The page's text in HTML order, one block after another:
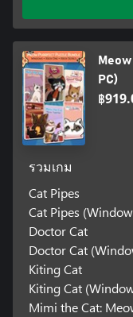
PC)
฿
รวมเกม
Cat Pipes
Cat Pipes
Doctor Cat
Doctor Cat
Kiting Cat
Kiting Cat
Mimi the Cat: